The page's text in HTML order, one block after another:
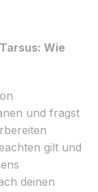
Wie
und fragst
gilt und
deinen